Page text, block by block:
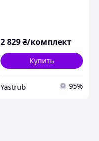
2 829₴/комплект
Купить
Yastrub 95%